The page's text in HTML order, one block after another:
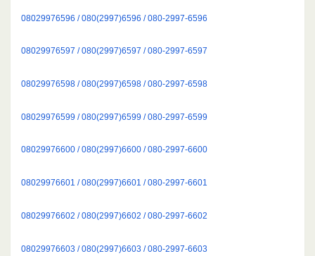
08029976596 / 080(2997)6596 / 080-2997-6596
08029976597 / 080(2997)6597 / 080-2997-6597
08029976598 / 080(2997)6598 / 080-2997-6598
08029976599 / 080(2997)6599 / 080-2997-6599
08029976600 / 080(2997)6600 / 080-2997-6600
08029976601 / 080(2997)6601 / 080-2997-6601
08029976602 / 080(2997)6602 / 080-2997-6602
08029976603 / 080(2997)6603 / 080-2997-6603